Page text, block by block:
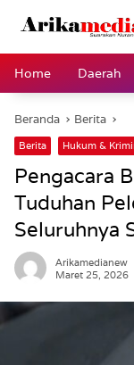
Home
Daerah
Beranda Berita
Berita Hukum &
Pengacara
Tuduhan
Seluruhnya
Arikamedianew
Maret 25, 2026